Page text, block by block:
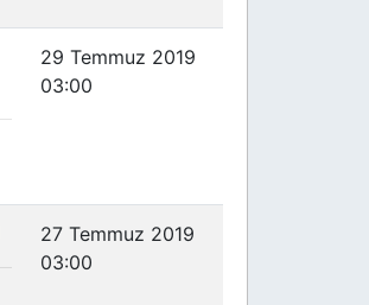
29 Temmuz 2019
03:00
27 Temmuz 2019
03:00